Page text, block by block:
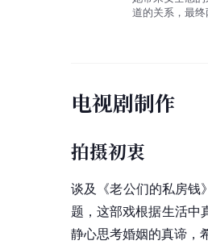
道的关系，最
电视剧制作
拍摄初衷
谈及《老公们的私房钱
题，这部戏根据生活中
静心思考婚姻的真谛，